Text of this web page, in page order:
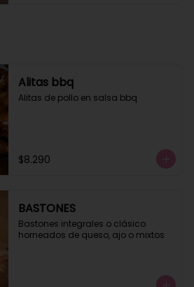
Alitas bbq
Alitas de pollo en salsa bbq
$8.290
BASTONES
Bastones integrales o clásico
horneados de queso, ajo o mixtos